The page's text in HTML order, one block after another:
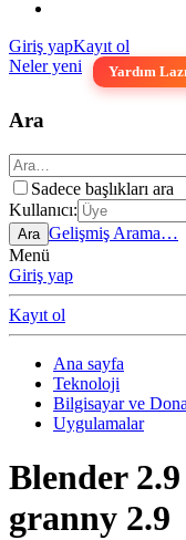
Giriş yapKayıt ol
Neler yeni
Yardım
Ara
Sadece başlıkları ara
Kullanıcı:
Ara Gelişmiş Arama…
Menü
Giriş yap
Kayıt ol
Ana sayfa
Teknoloji
Bilgisayar ve
Uygulamalar
Blender
granny 2.9